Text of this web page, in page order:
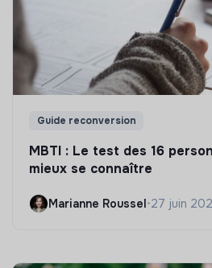
Guide reconversion
MBTI : Le test des 16
mieux se connaître
Marianne Roussel•27 juin